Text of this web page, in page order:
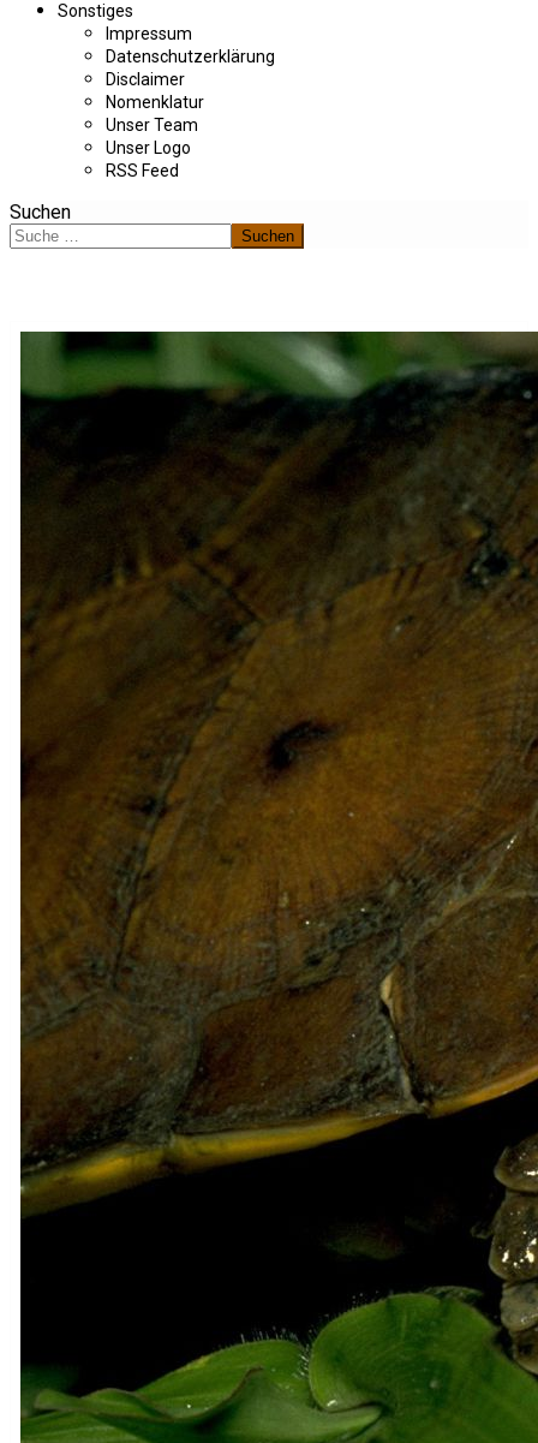
Sonstiges
Impressum
Datenschutzerklärung
Disclaimer
Nomenklatur
Unser Team
Unser Logo
RSS Feed
Suchen
Suchen